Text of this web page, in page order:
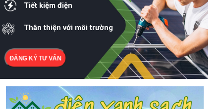
Tiết kiệm điện
Thân thiện với môi trường
ĐĂNG KÝ TƯ VẤN